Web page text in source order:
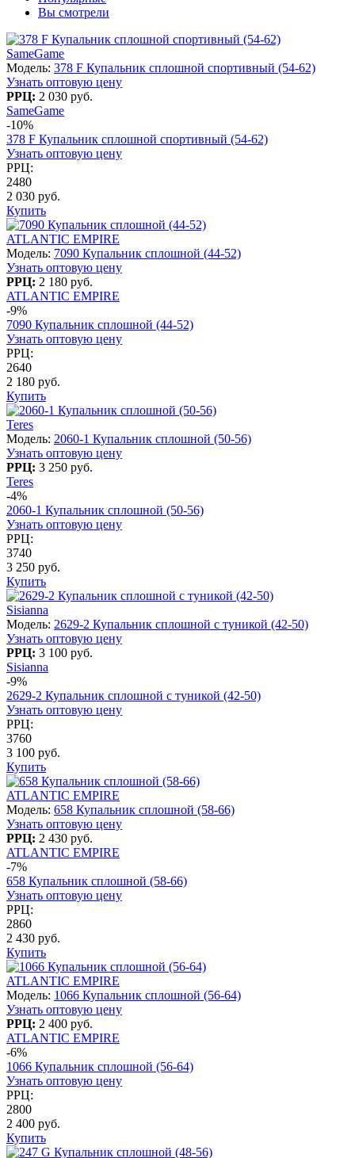
Вы смотрели
SameGame
Модель: 378 F Купальник сплошной спортивный (54-62)
Узнать оптовую цену
РРЦ: 2 030 руб.
SameGame
-10%
378 F Купальник сплошной спортивный (54-62)
Узнать оптовую цену
РРЦ:
2480
2 030 руб.
Купить
ATLANTIC EMPIRE
Модель: 7090 Купальник сплошной (44-52)
Узнать оптовую цену
РРЦ: 2 180 руб.
ATLANTIC EMPIRE
-9%
7090 Купальник сплошной (44-52)
Узнать оптовую цену
РРЦ:
2640
2 180 руб.
Купить
Teres
Модель: 2060-1 Купальник сплошной (50-56)
Узнать оптовую цену
РРЦ: 3 250 руб.
Teres
-4%
2060-1 Купальник сплошной (50-56)
Узнать оптовую цену
РРЦ:
3740
3 250 руб.
Купить
Sisianna
Модель: 2629-2 Купальник сплошной с туникой (42-50)
Узнать оптовую цену
РРЦ: 3 100 руб.
Sisianna
-9%
2629-2 Купальник сплошной с туникой (42-50)
Узнать оптовую цену
РРЦ:
3760
3 100 руб.
Купить
ATLANTIC EMPIRE
Модель: 658 Купальник сплошной (58-66)
Узнать оптовую цену
РРЦ: 2 430 руб.
ATLANTIC EMPIRE
-7%
658 Купальник сплошной (58-66)
Узнать оптовую цену
РРЦ:
2860
2 430 руб.
Купить
ATLANTIC EMPIRE
Модель: 1066 Купальник сплошной (56-64)
Узнать оптовую цену
РРЦ: 2 400 руб.
ATLANTIC EMPIRE
-6%
1066 Купальник сплошной (56-64)
Узнать оптовую цену
РРЦ:
2800
2 400 руб.
Купить